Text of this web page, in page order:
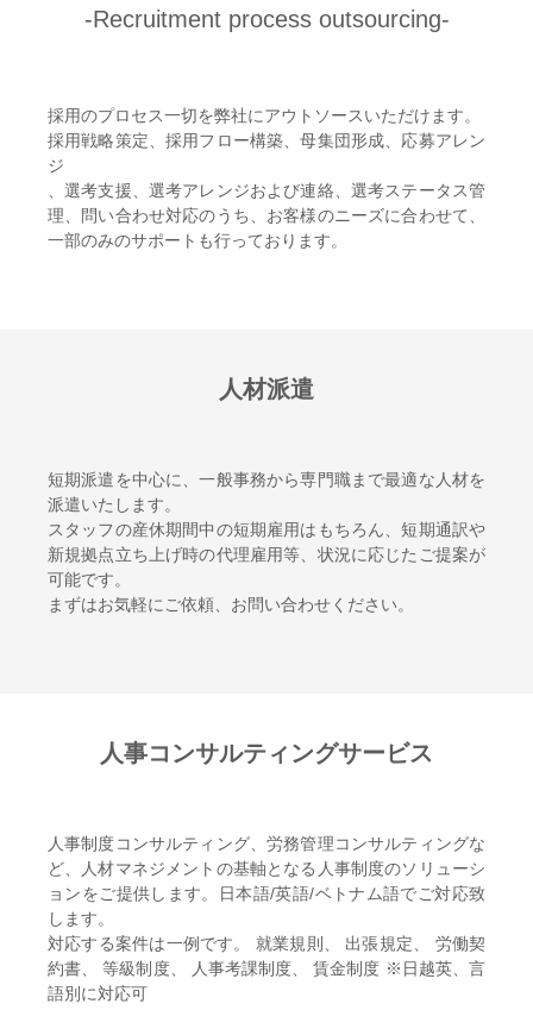
-Recruitment process outsourcing-
採用のプロセス一切を弊社にアウトソースいただけます。
採用戦略策定、採用フロー構築、母集団形成、応募アレン
ジ
、選考支援、選考アレンジおよび連絡、選考ステータス管
理、問い合わせ対応のうち、お客様のニーズに合わせて、
一部のみのサポートも行っております。
人材派遣
短期派遣を中心に、一般事務から専門職まで最適な人材を
派遣いたします。
スタッフの産休期間中の短期雇用はもちろん、短期通訳や
新規拠点立ち上げ時の代理雇用等、状況に応じたご提案が
可能です。
まずはお気軽にご依頼、お問い合わせください。
人事コンサルティングサービス
人事制度コンサルティング、労務管理コンサルティングな
ど、人材マネジメントの基軸となる人事制度のソリューシ
ョンをご提供します。日本語/英語/ベトナム語でご対応致
します。
対応する案件は一例です。 就業規則、 出張規定、 労働契
約書、 等級制度、 人事考課制度、 賃金制度 ※日越英、言
語別に対応可